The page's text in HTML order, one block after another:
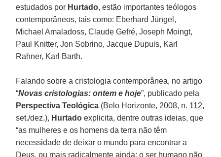
estudados por Hurtado, estão importantes teólogos
contemporâneos, tais como: Eberhard Jüngel,
Michael Amaladoss, Claude Gefré, Joseph Moingt,
Paul Knitter, Jon Sobrino, Jacque Dupuis, Karl
Rahner, Karl Barth.
Falando sobre a cristologia contemporânea, no artigo
“Novas cristologias: ontem e hoje”, publicado pela
Perspectiva Teológica (Belo Horizonte, 2008, n. 112,
set./dez.), Hurtadoexplicita, dentre outras ideias, que
“as mulheres e os homens da terra não têm
necessidade de deixar o mundo para encontrar a
Deus, ou mais radicalmente ainda: o ser humano não